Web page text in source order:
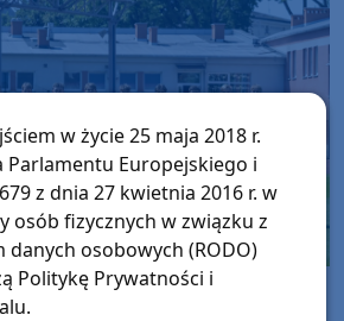
w życie 25 maja 2018 r.
Parlamentu Europejskiego i
z dnia 27 kwietnia 2016 r. w
osób fizycznych w związku z
osobowych (RODO)
Politykę Prywatności i